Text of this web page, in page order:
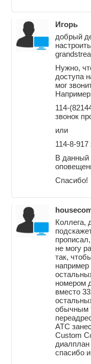
Игорь
добрый
Нужно,
доступа
мог
Например
114-
звонок
или
114-8-917
В данный
Спасибо!
Коллега,
не могу
так,
например
номером
вместо
обычным
АТС
Custom
диалплан
спасибо